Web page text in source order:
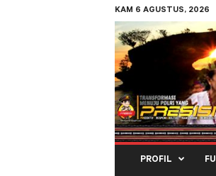
KAM 6 AGUSTUS, 2026
Polres
Kepulauan
PROFIL